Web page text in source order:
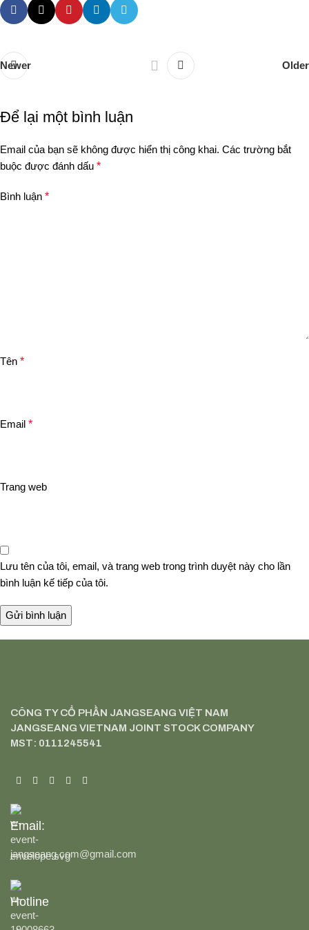
Newer Older
Để lại một bình luận
Email của bạn sẽ không được hiển thị công khai. Các trường bắt
buộc được đánh dấu *
Bình luận *
Tên *
Email *
Trang web
Lưu tên của tôi, email, và trang web trong trình duyệt này cho lần
bình luận kế tiếp của tôi.
CÔNG TY CỔ PHẦN JANGSEANG VIỆT NAM
JANGSEANG VIETNAM JOINT STOCK COMPANY
MST: 0111245541
Email:
jangseang.com@gmail.com
Hotline